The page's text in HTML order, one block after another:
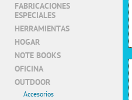
FABRICACIONES
ESPECIALES
HERRAMIENTAS
HOGAR
NOTE BOOKS
OFICINA
OUTDOOR
Accesorios